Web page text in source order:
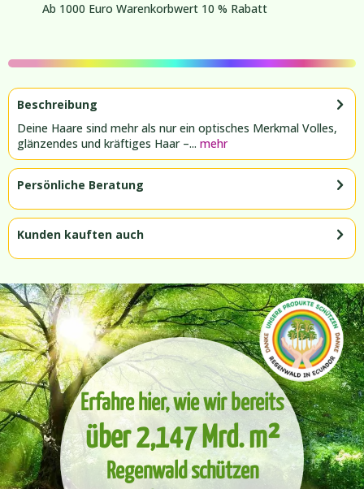
Ab 1000 Euro Warenkorbwert 10 % Rabatt
Beschreibung
Deine Haare sind mehr als nur ein optisches Merkmal Volles,
glänzendes und kräftiges Haar –... mehr
Persönliche Beratung
Kunden kauften auch
Erfahre hier, wie wir bereits
über 2,147 Mrd. m²
Regenwald schützen